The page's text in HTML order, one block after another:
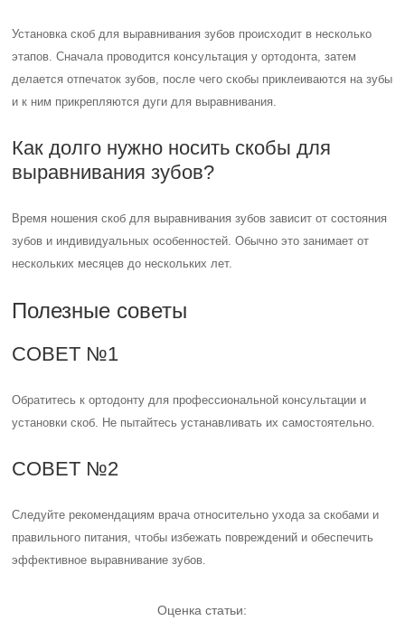
Установка скоб для выравнивания зубов происходит в несколько
этапов. Сначала проводится консультация у ортодонта, затем
делается отпечаток зубов, после чего скобы приклеиваются на зубы
и к ним прикрепляются дуги для выравнивания.
Как долго нужно носить скобы для
выравнивания зубов?
Время ношения скоб для выравнивания зубов зависит от состояния
зубов и индивидуальных особенностей. Обычно это занимает от
нескольких месяцев до нескольких лет.
Полезные советы
СОВЕТ №1
Обратитесь к ортодонту для профессиональной консультации и
установки скоб. Не пытайтесь устанавливать их самостоятельно.
СОВЕТ №2
Следуйте рекомендациям врача относительно ухода за скобами и
правильного питания, чтобы избежать повреждений и обеспечить
эффективное выравнивание зубов.
Оценка статьи: